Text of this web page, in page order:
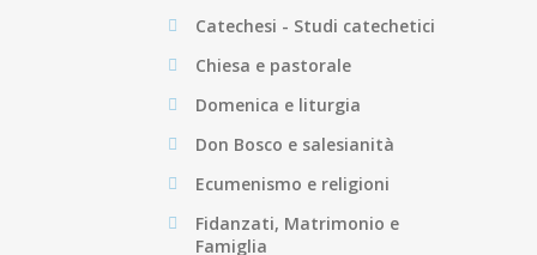
Catechesi - Studi catechetici
Chiesa e pastorale
Domenica e liturgia
Don Bosco e salesianità
Ecumenismo e religioni
Fidanzati, Matrimonio e
Famiglia